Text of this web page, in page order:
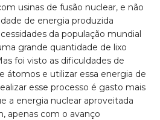
usinas de fusão nuclear, e não
de energia produzida
da população mundial
grande quantidade de lixo
foi visto as dificuldades de
átomos e utilizar essa energia de
esse processo é gasto mais
a energia nuclear aproveitada
apenas com o avanço